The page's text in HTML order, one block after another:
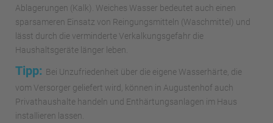
Ablagerungen (Kalk). Weiches Wasser bedeutet auch einen
sparsameren Einsatz von Reingungsmitteln (Waschmittel) und
lässt durch die verminderte Verkalkungsgefahr die
Haushaltsgeräte länger leben.
Tipp: Bei Unzufriedenheit über die eigene Wasserhärte, die
vom Versorger geliefert wird, können in Augustenhof auch
Privathaushalte handeln und Enthärtungsanlagen im Haus
installieren lassen.